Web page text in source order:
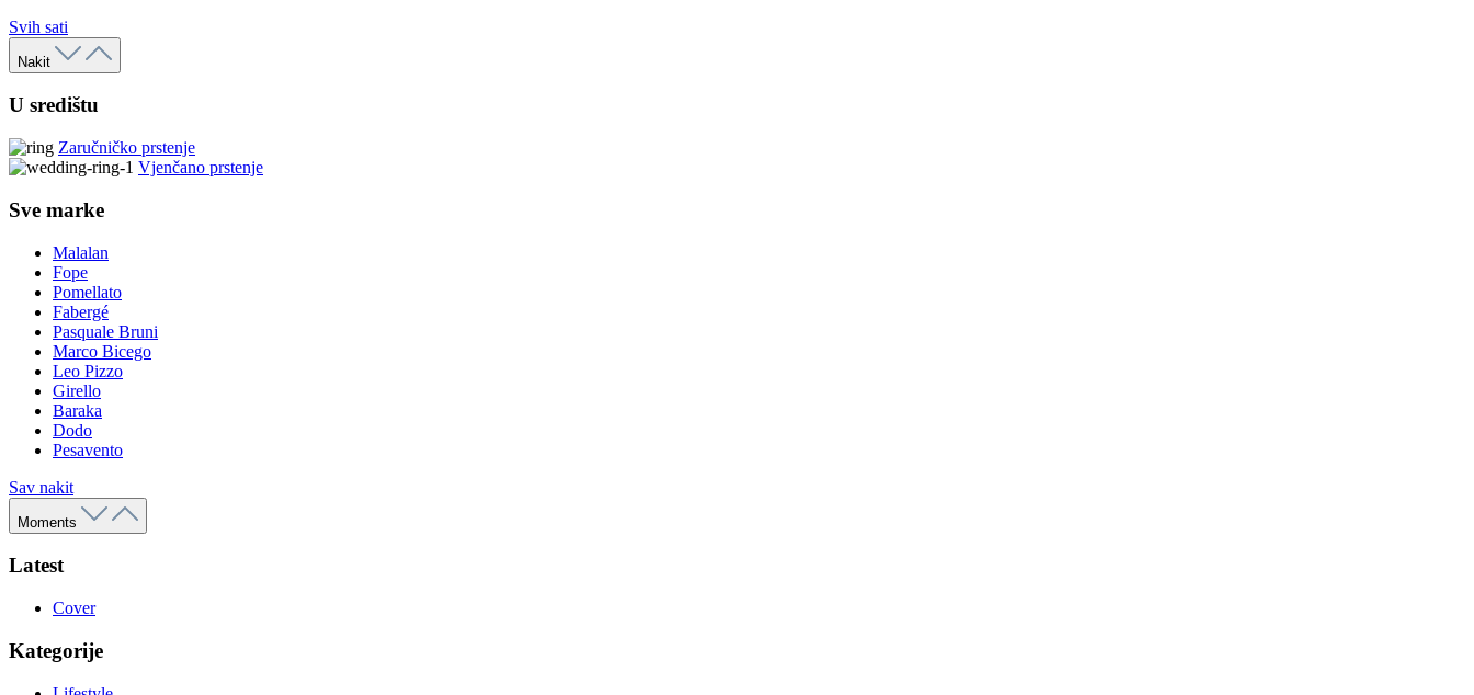
Svih sati
Nakit
U središtu
Zaručničko prstenje
Vjenčano prstenje
Sve marke
Malalan
Fope
Pomellato
Fabergé
Pasquale Bruni
Marco Bicego
Leo Pizzo
Girello
Baraka
Dodo
Pesavento
Sav nakit
Moments
Latest
Cover
Kategorije